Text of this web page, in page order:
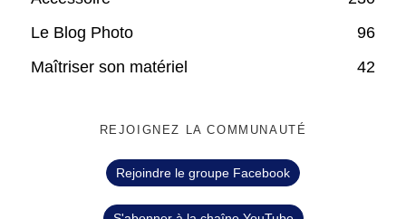
Le Blog Photo
96
Maîtriser son matériel
42
REJOIGNEZ LA COMMUNAUTÉ
Rejoindre le groupe Facebook